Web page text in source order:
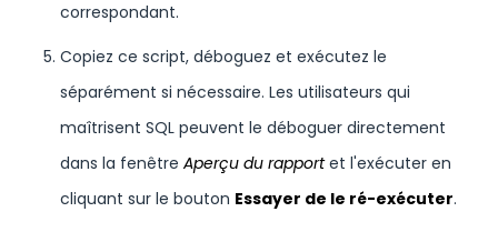
correspondant.
Copiez ce script, déboguez et exécutez le
séparément si nécessaire. Les utilisateurs qui
maîtrisent SQL peuvent le déboguer directement
dans la fenêtre Aperçu du rapportet l'exécuter en
cliquant sur le bouton Essayer de le ré-exécuter.